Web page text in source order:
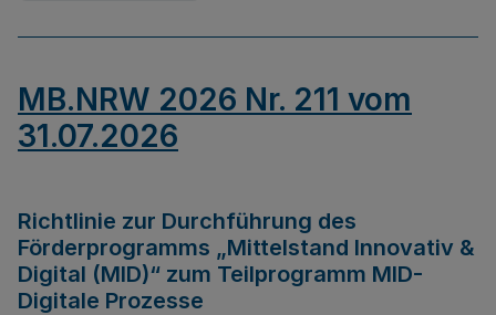
MB.NRW 2026 Nr. 211 vom
31.07.2026
Richtlinie zur Durchführung des
Förderprogramms „Mittelstand Innovativ &
Digital (MID)“ zum Teilprogramm MID-
Digitale Prozesse